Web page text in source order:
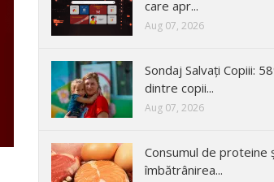
care apr...
Aug 07, 2026
Sondaj Salvați Copiii:
dintre copii...
Aug 07, 2026
Consumul de proteine
îmbătrânirea...